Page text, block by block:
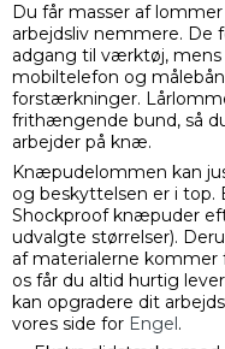
Du får masser af
arbejdsliv nemmere.
adgang til værktøj, mens
mobiltelefon og
forstærkninger.
frithængende bund, så
arbejder på knæ.
Knæpudelommen kan
og beskyttelsen er i top.
Shockproof knæpuder
udvalgte størrelser).
af materialerne kommer
os får du altid hurtig
kan opgradere dit
vores side for Engel .